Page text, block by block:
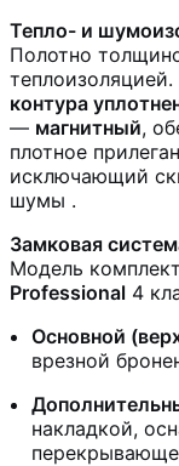
Тепло- и
Полотно
контура
— магнитный,
плотное
исключающий
шумы .
Замковая
Модель
Professional 4
Основной
врезной
накладкой,